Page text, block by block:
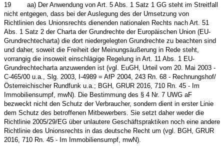
19 aa) Der Anwendung von Art. 5 Abs. 1 Satz 1 GG steht im Streitfall
nicht entgegen, dass bei der Auslegung des der Umsetzung von
Richtlinien des Unionsrechts dienenden nationalen Rechts nach Art. 51
Abs. 1 Satz 2 der Charta der Grundrechte der Europäischen Union (EU-
Grundrechtecharta) die dort niedergelegten Grundrechte zu beachten sind
und daher, soweit die Freiheit der Meinungsäußerung in Rede steht,
vorrangig die insoweit einschlägige Regelung in Art. 11 Abs. 1 EU-
Grundrechtecharta anzuwenden ist (vgl. EuGH, Urteil vom 20. Mai 2003 -
C-465/00 u.a., Slg. 2003, I-4989 = AfP 2004, 243 Rn. 68 - Rechnungshof/
Österreichischer Rundfunk u.a.; BGH, GRUR 2016, 710 Rn. 45 - Im
Immobiliensumpf, mwN). Die Bestimmung des § 4 Nr. 7 UWG aF
bezweckt nicht den Schutz der Verbraucher, sondern dient in erster Linie
dem Schutz des betroffenen Mitbewerbers. Sie setzt daher weder die
Richtlinie 2005/29/EG über unlautere Geschäftspraktiken noch eine andere
Richtlinie des Unionsrechts in das deutsche Recht um (vgl. BGH, GRUR
2016, 710 Rn. 45 - Im Immobiliensumpf, mwN).